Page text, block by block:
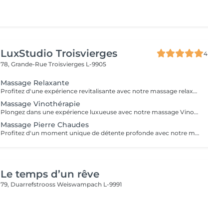
LuxStudio Troisvierges
4
78, Grande-RueTroisvierges L-9905
Massage Relaxante
Profitez d'une expérience revitalisante avec notre massage relaxant de 40, 60 ou 90 minutes. Nos esthéticiennes utiliseront des techniques douces pour soulager les tensions musculaires, procurant une sensation de tranquillité. Le temps de préparation et d'installation de la cliente est inclus dans la période choisie, garantissant que chaque minute soit consacrée à votre bien-être. Profitez de ce moment pour rajeunir corps et esprit.
Massage Vinothérapie
Plongez dans une expérience luxueuse avec notre massage Vinothérapie de 40, 60 ou 90 minutes. Nos Esthetcienne experts utiliseront des techniques spécifiques, combinant les bienfaits du raisin pour apaiser vos muscles et offrir une sensation de détente profonde. Le temps de préparation et d'installation de la cliente est inclus dans la durée sélectionnée, garantissant une expérience dédiée à votre bien-être. Laissez-vous emporter par ce moment de délice, revitalisant à la fois votre corps et votre esprit.
Massage Pierre Chaudes
Profitez d'un moment unique de détente profonde avec notre massage aux pierres chaudes, disponible en séances de 60 ou 90 minutes. Nos esthéticiennes spécialisées appliquent des pierres de basalte chauffées stratégiquement le long du corps, en combinant des mouvements doux et des techniques traditionnelles de massage. La chaleur des pierres pénètre profondément dans les muscles, favorisant la détente et le soulagement des tensions. En plus des bienfaits physiques, tels que l'amélioration de la circulation sanguine et le soulagement des douleurs musculaires, la thérapie contribue à l'équilibre mental en réduisant le stress et l'anxiété. La combinaison unique de chaleur et de massage offre une expérience thérapeutique complète, revitalisant à la fois le corps et l'esprit. Laissez-vous envelopper par la chaleur réconfortante des pierres et embarquez pour un voyage vers le bien-être total. Le temps de préparation et d'installation de la cliente est inclus dans la période choisie, garantissant que chaque minute soit dédiée à votre bien-être.
Le temps d’un rêve
79, DuarrefstroossWeiswampach L-9991